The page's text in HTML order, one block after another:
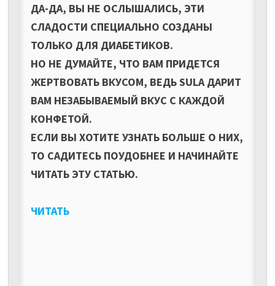
ДА-ДА, ВЫ НЕ ОСЛЫШАЛИСЬ, ЭТИ
СЛАДОСТИ СПЕЦИАЛЬНО СОЗДАНЫ
ТОЛЬКО ДЛЯ ДИАБЕТИКОВ.
НО НЕ ДУМАЙТЕ, ЧТО ВАМ ПРИДЕТСЯ
ЖЕРТВОВАТЬ ВКУСОМ, ВЕДЬ SULA ДАРИТ
ВАМ НЕЗАБЫВАЕМЫЙ ВКУС С КАЖДОЙ
КОНФЕТОЙ.
ЕСЛИ ВЫ ХОТИТЕ УЗНАТЬ БОЛЬШЕ О НИХ,
ТО САДИТЕСЬ ПОУДОБНЕЕ И НАЧИНАЙТЕ
ЧИТАТЬ ЭТУ СТАТЬЮ.
ЧИТАТЬ